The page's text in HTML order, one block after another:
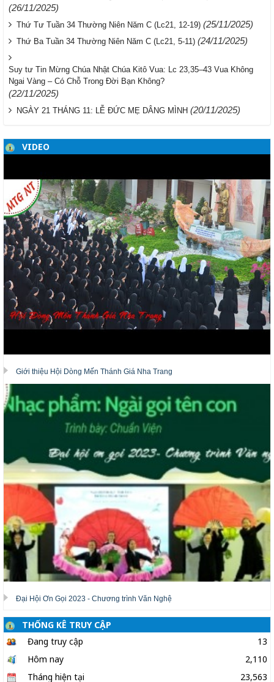
(26/11/2025)
Thứ Tư Tuần 34 Thường Niên Năm C (Lc21, 12-19) (25/11/2025)
Thứ Ba Tuần 34 Thường Niên Năm C (Lc21, 5-11) (24/11/2025)
Suy tư Tin Mừng Chúa Nhật Chúa Kitô Vua: Lc 23,35–43 Vua Không
Ngai Vàng – Có Chỗ Trong Đời Bạn Không?
(22/11/2025)
NGÀY 21 THÁNG 11: LỄ ĐỨC MẸ DÂNG MÌNH (20/11/2025)
VIDEO
Giới thiệu Hội Dòng Mến Thánh Giá Nha Trang
Đại Hội Ơn Gọi 2023 - Chương trình Văn Nghệ
THỐNG KÊ TRUY CẬP
Đang truy cập
13
Hôm nay
2,110
Tháng hiện tại
23,563